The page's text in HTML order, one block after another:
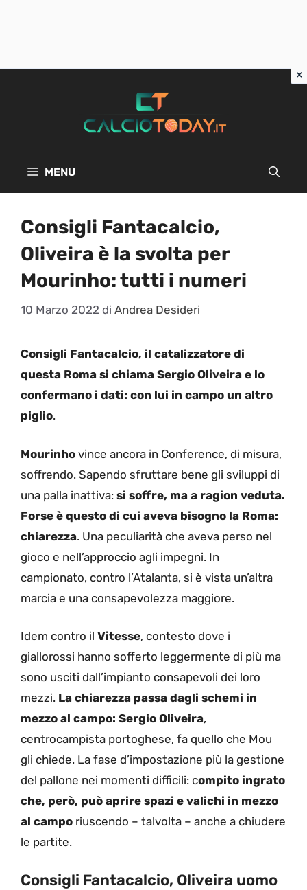
MENU
Consigli Fantacalcio,
Oliveira è la svolta per
Mourinho: tutti i numeri
10 Marzo 2022 di Andrea Desideri
Consigli Fantacalcio, il catalizzatore di
questa Roma si chiama Sergio Oliveira e lo
confermano i dati: con lui in campo un altro
piglio.
Mourinho vince ancora in Conference, di misura,
soffrendo. Sapendo sfruttare bene gli sviluppi di
una palla inattiva: si soffre, ma a ragion veduta.
Forse è questo di cui aveva bisogno la Roma:
chiarezza. Una peculiarità che aveva perso nel
gioco e nell’approccio agli impegni. In
campionato, contro l’Atalanta, si è vista un’altra
marcia e una consapevolezza maggiore.
Idem contro il Vitesse, contesto dove i
giallorossi hanno sofferto leggermente di più ma
sono usciti dall’impianto consapevoli dei loro
mezzi. La chiarezza passa dagli schemi in
mezzo al campo: Sergio Oliveira,
centrocampista portoghese, fa quello che Mou
gli chiede. La fase d’impostazione più la gestione
del pallone nei momenti difficili: compito ingrato
che, però, può aprire spazi e valichi in mezzo
al campo riuscendo – talvolta – anche a chiudere
le partite.
Consigli Fantacalcio, Oliveira uomo